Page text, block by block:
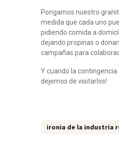
Pongamos nuestro
medida que cada uno
pidiendo comida a
dejando propinas o
campañas para
Y cuando la contingencia
dejemos de visitarlos!
ironia de la industria